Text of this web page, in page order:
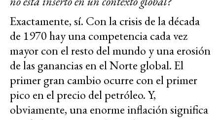
Exactamente, sí. Con la crisis de la década
de 1970 hay una competencia cada vez
mayor con el resto del mundo y una erosión
de las ganancias en el Norte global. El
primer gran cambio ocurre con el primer
pico en el precio del petróleo. Y,
obviamente, una enorme inflación significa